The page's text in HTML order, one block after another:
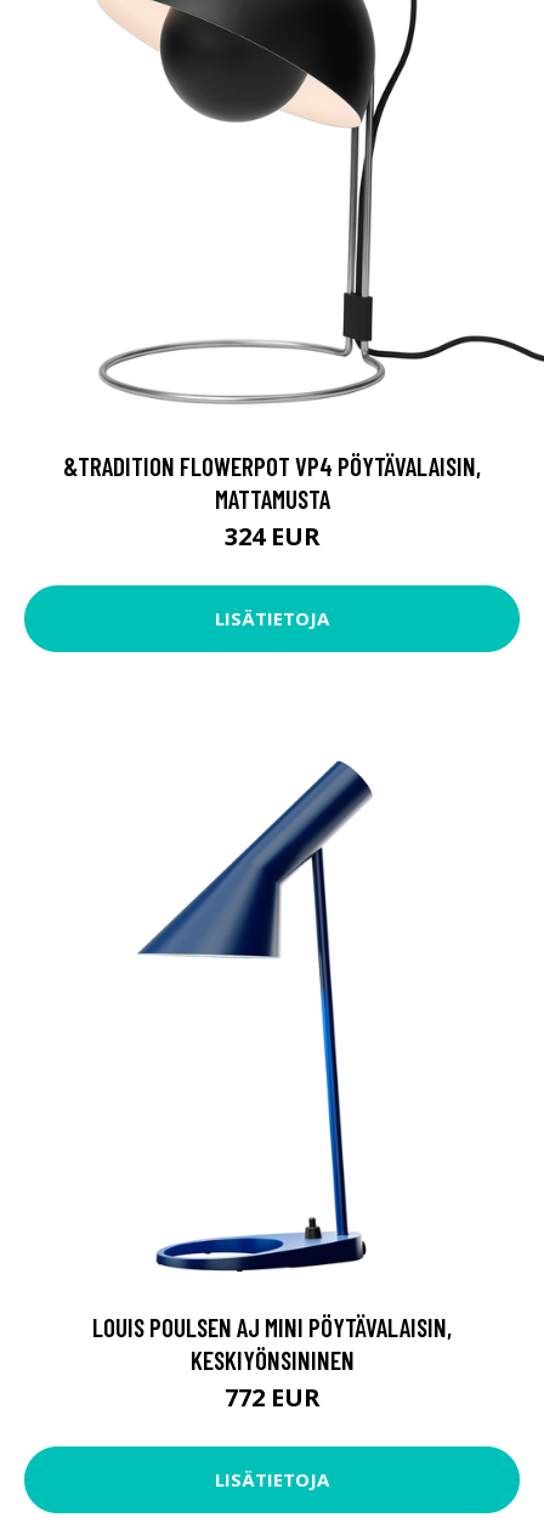
&TRADITION FLOWERPOT VP4 PÖYTÄVALAISIN,
MATTAMUSTA
324 EUR
LISÄTIETOJA
LOUIS POULSEN AJ MINI PÖYTÄVALAISIN,
KESKIYÖNSININEN
772 EUR
LISÄTIETOJA